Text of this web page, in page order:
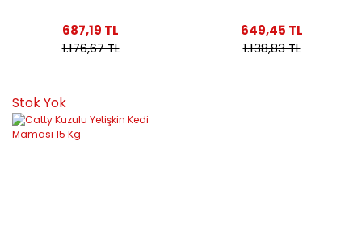
687,19 TL
1.176,67 TL
649,45 TL
1.138,83 TL
Stok Yok